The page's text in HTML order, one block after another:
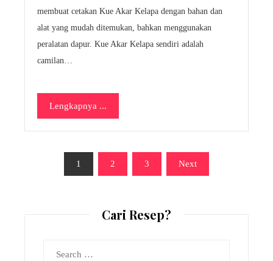
membuat cetakan Kue Akar Kelapa dengan bahan dan
alat yang mudah ditemukan, bahkan menggunakan
peralatan dapur. Kue Akar Kelapa sendiri adalah
camilan…
Lengkapnya ...
pagination
1 2 3 Next
Cari Resep?